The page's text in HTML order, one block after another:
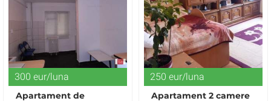
300 eur/luna
Apartament de
250 eur/luna
Apartament 2 camere